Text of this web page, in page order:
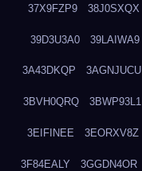
37X9FZP9 38J0SXQX
39D3U3A0 39LAIWA9
3A43DKQP 3AGNJUCU
3BVH0QRQ 3BWP93L1
3EIFINEE 3EORXV8Z
3F84EALY 3GGDN4OR